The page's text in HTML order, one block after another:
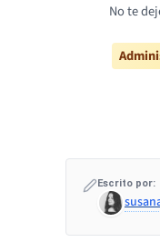
No te
Escrito por: